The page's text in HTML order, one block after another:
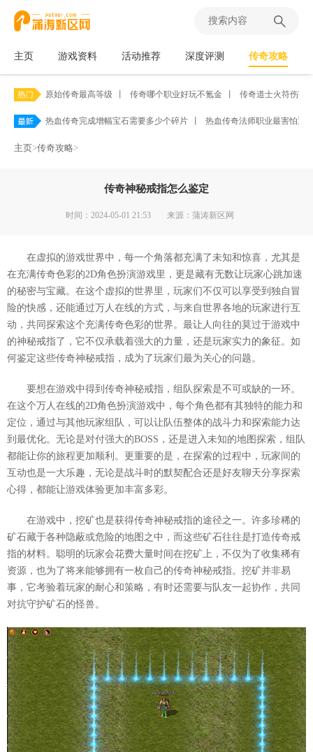
主页 游戏资料 活动推荐 深度评测 传奇攻略
原始传奇最高等级 传奇哪个职业好玩不氪金 传奇道士火符伤害
热血传奇完成增幅宝石需要多少个碎片 热血传奇法师职业最害怕遭
主页>传奇攻略>
传奇神秘戒指怎么鉴定
时间：2024-05-01 21:53 来源：蒲涛新区网
在虚拟的游戏世界中，每一个角落都充满了未知和惊喜，尤其是
在充满传奇色彩的2D角色扮演游戏里，更是藏有无数让玩家心跳加速
的秘密与宝藏。在这个虚拟的世界里，玩家们不仅可以享受到独自冒
险的快感，还能通过万人在线的方式，与来自世界各地的玩家进行互
动，共同探索这个充满传奇色彩的世界。最让人向往的莫过于游戏中
的神秘戒指了，它不仅承载着强大的力量，还是玩家实力的象征。如
何鉴定这些传奇神秘戒指，成为了玩家们最为关心的问题。
要想在游戏中得到传奇神秘戒指，组队探索是不可或缺的一环。
在这个万人在线的2D角色扮演游戏中，每个角色都有其独特的能力和
定位，通过与其他玩家组队，可以让队伍整体的战斗力和探索能力达
到最优化。无论是对付强大的BOSS，还是进入未知的地图探索，组队
都能让你的旅程更加顺利。更重要的是，在探索的过程中，玩家间的
互动也是一大乐趣，无论是战斗时的默契配合还是好友聊天分享探索
心得，都能让游戏体验更加丰富多彩。
在游戏中，挖矿也是获得传奇神秘戒指的途径之一。许多珍稀的
矿石藏于各种隐蔽或危险的地图之中，而这些矿石往往是打造传奇戒
指的材料。聪明的玩家会花费大量时间在挖矿上，不仅为了收集稀有
资源，也为了将来能够拥有一枚自己的传奇神秘戒指。挖矿并非易
事，它考验着玩家的耐心和策略，有时还需要与队友一起协作，共同
对抗守护矿石的怪兽。